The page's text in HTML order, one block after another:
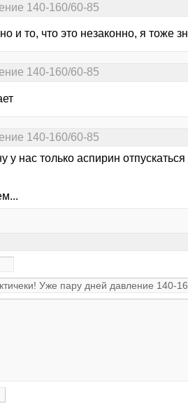
140-160/60-85
и то, что это незаконно, я тоже
140-160/60-85
140-160/60-85
у нас только аспирин